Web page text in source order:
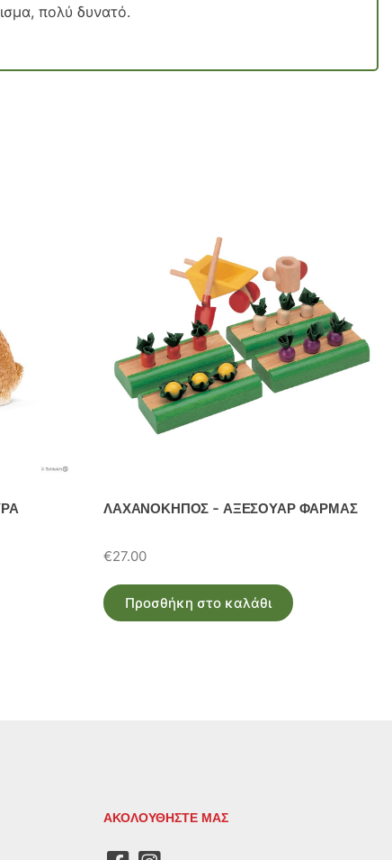
πολύ δυνατό.
ΛΑΧΑΝΟΚΗΠΟΣ – ΑΞΕΣΟΥΑΡ ΦΑΡΜΑΣ
€27.00
Προσθήκη στο καλάθι
ΑΚΟΛΟΥΘΗΣΤΕ ΜΑΣ